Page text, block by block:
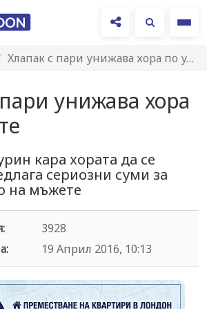
Хлапак с пари унижава хора по улиците
унижава хора
кара хората да се
сериозни суми за
на мъжете
3928
19 Април 2016, 10:13